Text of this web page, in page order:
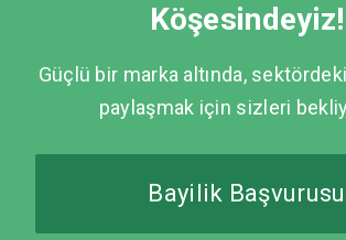
Köşesindeyiz!
Güçlü bir marka altında,
paylaşmak için sizleri
Bayilik Başvurusu